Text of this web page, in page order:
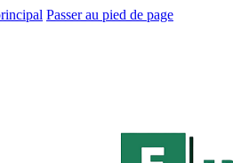
Passer au pied de page